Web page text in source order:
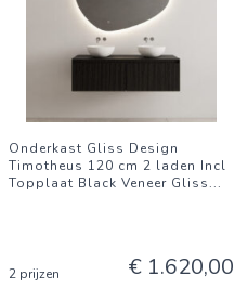
Onderkast Gliss Design
Timotheus 120 cm 2 laden Incl
Topplaat Black Veneer Gliss...
2 prijzen € 1.620,00